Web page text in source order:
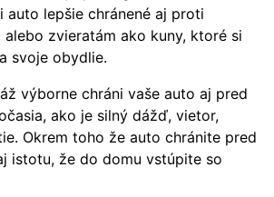
auto lepšie chránené aj proti
alebo zvieratám ako kuny, ktoré si
svoje obydlie.
výborne chráni vaše auto aj pred
ako je silný dážď, vietor,
Okrem toho že auto chránite pred
istotu, že do domu vstúpite so